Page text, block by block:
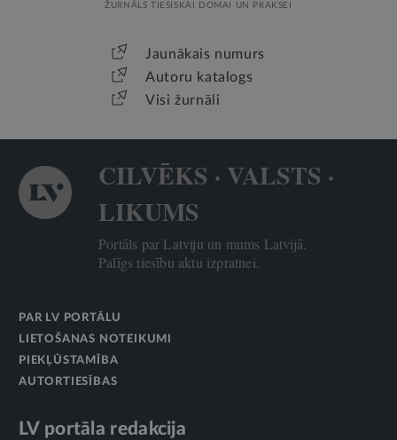
ŽURNĀLS TIESISKAI DOMAI UN PRAKSEI
Jaunākais numurs
Autoru katalogs
Visi žurnāli
CILVĒKS · VALSTS ·
LIKUMS
Portāls par Latviju un mums Latvijā.
Palīgs tiesību aktu izpratnei.
PAR LV PORTĀLU
LIETOŠANAS NOTEIKUMI
PIEKĻŪSTAMĪBA
AUTORTIESĪBAS
LV portāla redakcija